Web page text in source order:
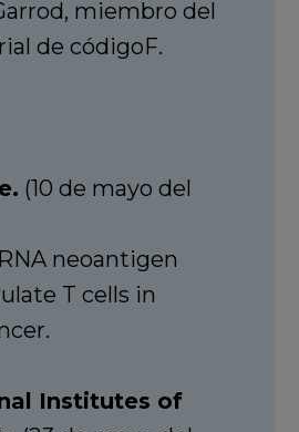
miembro del
de códigoF.
(10 de mayo del
neoantigen
T cells in
Institutes of